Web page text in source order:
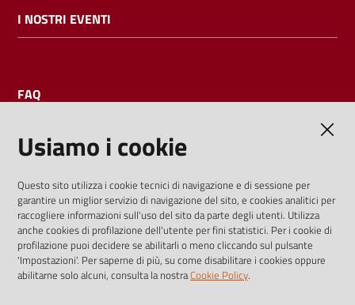
I NOSTRI EVENTI
FAQ
I dati personali pubblicati sono riutilizzabili solo alle condizioni
previste dalla direttiva comunitaria 2003/98/CE e dal d.lgs.
36/2006
Usiamo i cookie
Questo sito utilizza i cookie tecnici di navigazione e di sessione per
garantire un miglior servizio di navigazione del sito, e cookies analitici per
raccogliere informazioni sull'uso del sito da parte degli utenti. Utilizza
anche cookies di profilazione dell'utente per fini statistici. Per i cookie di
profilazione puoi decidere se abilitarli o meno cliccando sul pulsante
'Impostazioni'. Per saperne di più, su come disabilitare i cookies oppure
abilitarne solo alcuni, consulta la nostraCookie Policy.